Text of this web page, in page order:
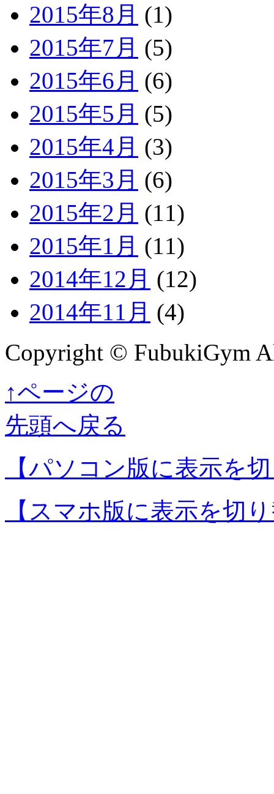
2015年8月 (1)
2015年7月 (5)
2015年6月 (6)
2015年5月 (5)
2015年4月 (3)
2015年3月 (6)
2015年2月 (11)
2015年1月 (11)
2014年12月 (12)
2014年11月 (4)
Copyright © FubukiGym
↑ページの
先頭へ戻る
【パソコン版に表示を
【スマホ版に表示を切